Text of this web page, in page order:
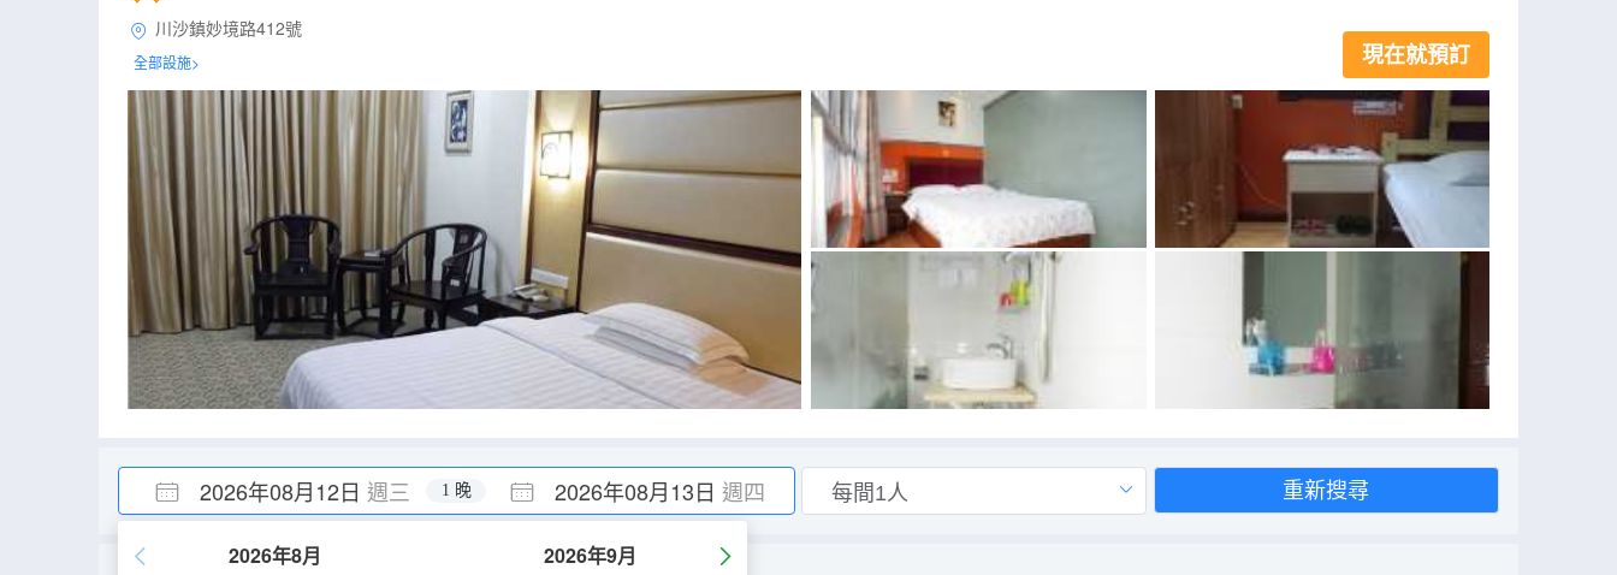
川沙鎮妙境路412號
全部設施> 現在就預訂
2026年08月12日 週三 2026年08月13日 週四
1 晚
2026年8月 2026年9月
重新搜尋